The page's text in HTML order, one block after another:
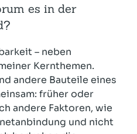
es in der
– neben
Kernthemen.
andere Bauteile eines
früher oder
andere Faktoren, wie
und nicht